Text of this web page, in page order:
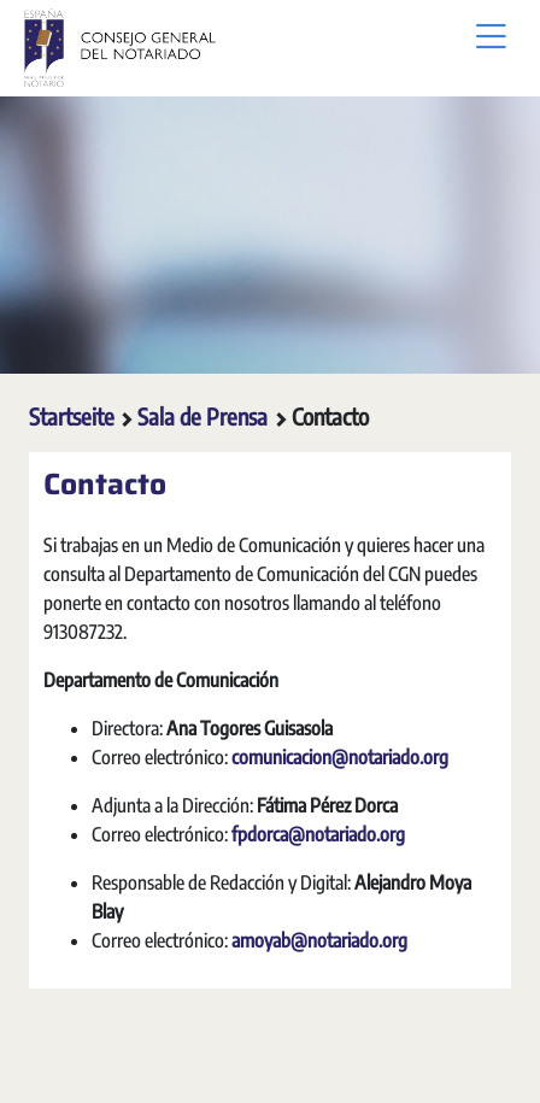
Zum Hauptinhalt springen
Startseite Sala de Prensa Contacto
Contacto
Si trabajas en un Medio de Comunicación y quieres hacer una
consulta al Departamento de Comunicación del CGN puedes
ponerte en contacto con nosotros llamando al teléfono
913087232.
Departamento de Comunicación
Directora:Ana Togores Guisasola
Correo electrónico:comunicacion@notariado.org
Adjunta a la Dirección: Fátima Pérez Dorca
Correo electrónico:fpdorca@notariado.org
Responsable de Redacción y Digital:Alejandro Moya
Blay
Correo electrónico:amoyab@notariado.org